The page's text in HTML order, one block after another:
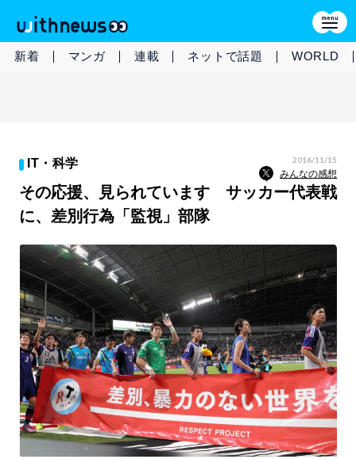
新着 マンガ 連載 ネットで話題 WORLD
IT・科学 2016/11/15
みんなの感想
その応援、見られています サッカー代表戦
に、差別行為「監視」部隊